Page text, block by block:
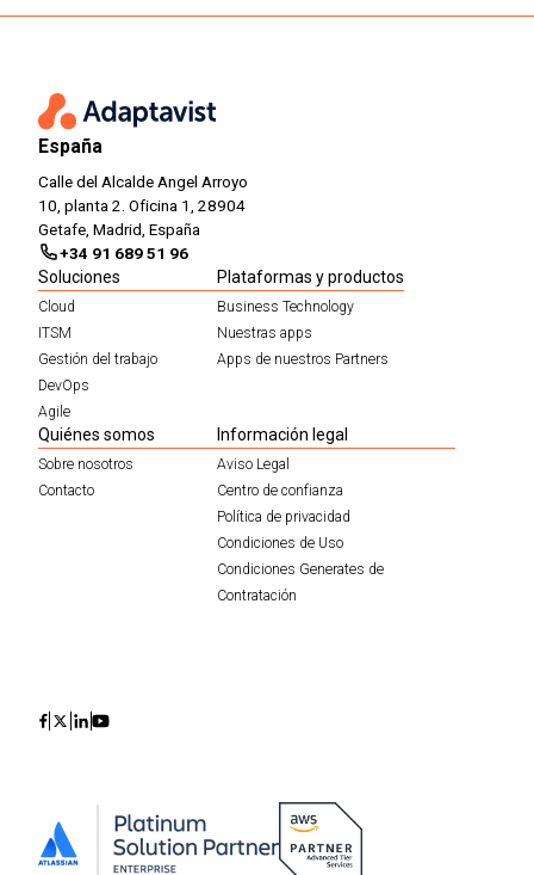
España
Calle del Alcalde Angel Arroyo
10, planta 2. Oficina 1, 28904
Getafe, Madrid, España
+34 91 689 51 96
Soluciones
Cloud
ITSM
Gestión del trabajo
DevOps
Agile
Plataformas y productos
Business Technology
Nuestras apps
Apps de nuestros Partners
Quiénes somos
Sobre nosotros
Contacto
Información legal
Aviso Legal
Centro de confianza
Política de privacidad
Condiciones de Uso
Condiciones Generates de
Contratación
IconIconIconIcon